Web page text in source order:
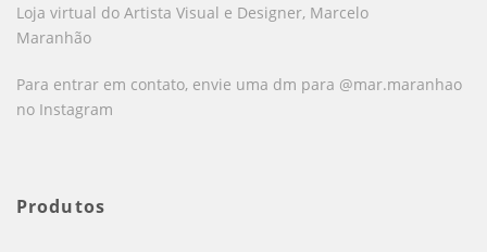
Loja virtual do Artista Visual e Designer, Marcelo
Maranhão
Para entrar em contato, envie uma dm para @mar.maranhao
no Instagram
Produtos